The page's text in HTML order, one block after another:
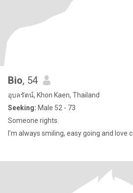
Bio, 54
อุบลรัตน์, Khon Kaen, Thailand
Seeking: Male 52 - 73
Someone rights.
I'm always smiling, easy going and love